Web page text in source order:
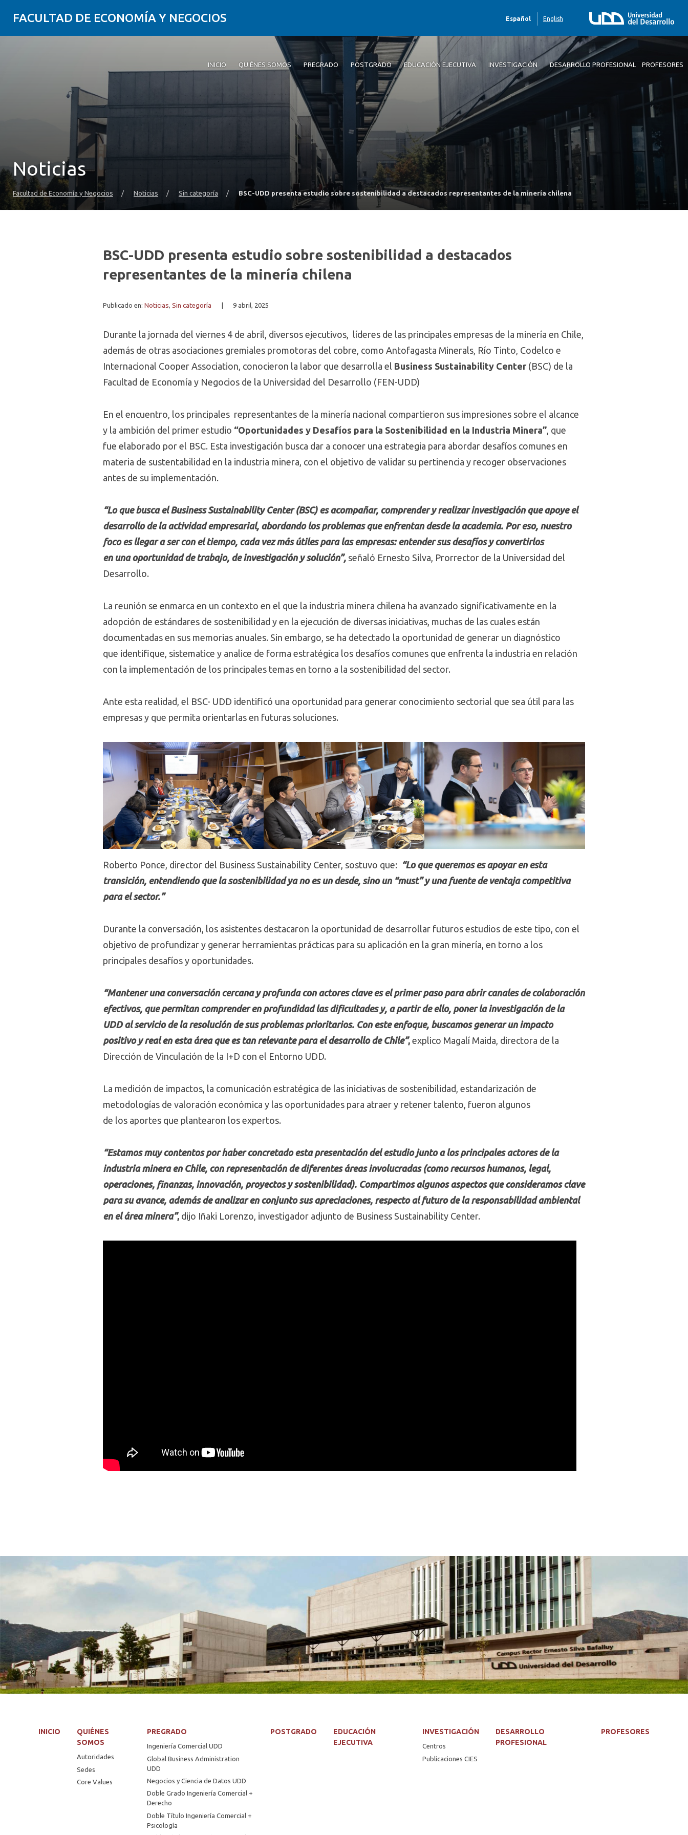
FACULTAD DE ECONOMÍA Y NEGOCIOS Español English
INICIO QUIÉNES SOMOS PREGRADO POSTGRADO EDUCACIÓN EJECUTIVA INVESTIGACIÓN DESARROLLO PROFESIONAL PROFESORES
Noticias
Facultad de Economía y Negocios / Noticias / Sin categoría / BSC-UDD presenta estudio sobre sostenibilidad a destacados representantes de la minería chilena
BSC-UDD presenta estudio sobre sostenibilidad a destacados
representantes de la minería chilena
Publicado en: Noticias, Sin categoría 9 abril, 2025
Durante la jornada del viernes 4 de abril, diversos ejecutivos, líderes de las principales empresas de la minería en Chile,
además de otras asociaciones gremiales promotoras del cobre, como Antofagasta Minerals, Río Tinto, Codelco e
Internacional Cooper Association, conocieron la labor que desarrolla el Business Sustainability Center (BSC) de la
Facultad de Economía y Negocios de la Universidad del Desarrollo (FEN-UDD)
En el encuentro, los principales representantes de la minería nacional compartieron sus impresiones sobre el alcance
y la ambición del primer estudio “Oportunidades y Desafíos para la Sostenibilidad en la Industria Minera”, que
fue elaborado por el BSC. Esta investigación busca dar a conocer una estrategia para abordar desafíos comunes en
materia de sustentabilidad en la industria minera, con el objetivo de validar su pertinencia y recoger observaciones
antes de su implementación.
“Lo que busca el Business Sustainability Center (BSC) es acompañar, comprender y realizar investigación que apoye el
desarrollo de la actividad empresarial, abordando los problemas que enfrentan desde la academia. Por eso, nuestro
foco es llegar a ser con el tiempo, cada vez más útiles para las empresas: entender sus desafíos y convertirlos
en una oportunidad de trabajo, de investigación y solución”, señaló Ernesto Silva, Prorrector de la Universidad del
Desarrollo.
La reunión se enmarca en un contexto en el que la industria minera chilena ha avanzado significativamente en la
adopción de estándares de sostenibilidad y en la ejecución de diversas iniciativas, muchas de las cuales están
documentadas en sus memorias anuales. Sin embargo, se ha detectado la oportunidad de generar un diagnóstico
que identifique, sistematice y analice de forma estratégica los desafíos comunes que enfrenta la industria en relación
con la implementación de los principales temas en torno a la sostenibilidad del sector.
Ante esta realidad, el BSC- UDD identificó una oportunidad para generar conocimiento sectorial que sea útil para las
empresas y que permita orientarlas en futuras soluciones.
Roberto Ponce, director del Business Sustainability Center, sostuvo que: “Lo que queremos es apoyar en esta
transición, entendiendo que la sostenibilidad ya no es un desde, sino un “must” y una fuente de ventaja competitiva
para el sector.”
Durante la conversación, los asistentes destacaron la oportunidad de desarrollar futuros estudios de este tipo, con el
objetivo de profundizar y generar herramientas prácticas para su aplicación en la gran minería, en torno a los
principales desafíos y oportunidades.
“Mantener una conversación cercana y profunda con actores clave es el primer paso para abrir canales de colaboración
efectivos, que permitan comprender en profundidad las dificultades y, a partir de ello, poner la investigación de la
UDD al servicio de la resolución de sus problemas prioritarios. Con este enfoque, buscamos generar un impacto
positivo y real en esta área que es tan relevante para el desarrollo de Chile”, explico Magalí Maida, directora de la
Dirección de Vinculación de la I+D con el Entorno UDD.
La medición de impactos, la comunicación estratégica de las iniciativas de sostenibilidad, estandarización de
metodologías de valoración económica y las oportunidades para atraer y retener talento, fueron algunos
de los aportes que plantearon los expertos.
“Estamos muy contentos por haber concretado esta presentación del estudio junto a los principales actores de la
industria minera en Chile, con representación de diferentes áreas involucradas (como recursos humanos, legal,
operaciones, finanzas, innovación, proyectos y sostenibilidad). Compartimos algunos aspectos que consideramos clave
para su avance, además de analizar en conjunto sus apreciaciones, respecto al futuro de la responsabilidad ambiental
en el área minera”, dijo Iñaki Lorenzo, investigador adjunto de Business Sustainability Center.
INICIO
QUIÉNES
SOMOS
Autoridades
Sedes
Core Values
PREGRADO
Ingeniería Comercial UDD
Global Business Administration
UDD
Negocios y Ciencia de Datos UDD
Doble Grado Ingeniería Comercial +
Derecho
Doble Título Ingeniería Comercial +
Psicología
POSTGRADO
EDUCACIÓN
EJECUTIVA
INVESTIGACIÓN
Centros
Publicaciones CIES
DESARROLLO
PROFESIONAL
PROFESORES